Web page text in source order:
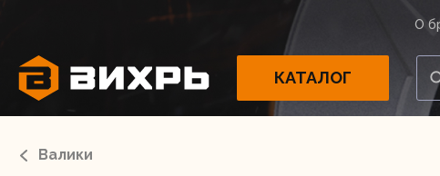
О
КАТАЛОГ
Валики